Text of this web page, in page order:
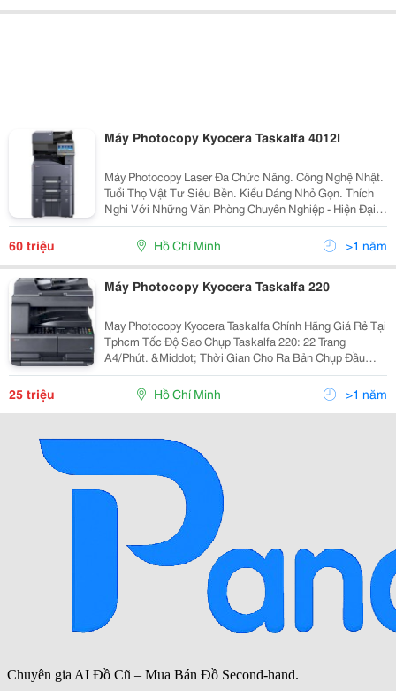
Máy Photocopy Kyocera Taskalfa 4012I
Máy Photocopy Laser Đa Chức Năng. Công Nghệ Nhật.
Tuổi Thọ Vật Tư Siêu Bền. Kiểu Dáng Nhỏ Gọn. Thích
Nghi Với Những Văn Phòng Chuyên Nghiệp - Hiện Đại
Khuyến Mãi Hấp Dẫn. Quà Tặng Cực Khủng. Bảo Hành
Tận Nơi, Bảo Trì Miễn Phí...
60 triệu Hồ Chí Minh >1 năm
Máy Photocopy Kyocera Taskalfa 220
May Photocopy Kyocera Taskalfa Chính Hãng Giá Rẻ Tại
Tphcm Tốc Độ Sao Chụp Taskalfa 220: 22 Trang
A4/Phút. &Middot; Thời Gian Cho Ra Bản Chụp Đầu
Tiên Dưới 5,7 Giây. &Middot; Bộ Đảo Mặt Bản Chụp
(Chọn Thêm) Giúp Bạn Tiết Kiệm Hơn.
25 triệu Hồ Chí Minh >1 năm